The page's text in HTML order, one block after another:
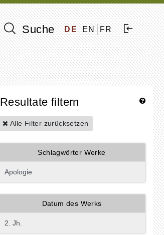
Suche DE EN FR
Resultate filtern
Alle Filter zurücksetzen
Schlagwörter Werke
Datum des Werks